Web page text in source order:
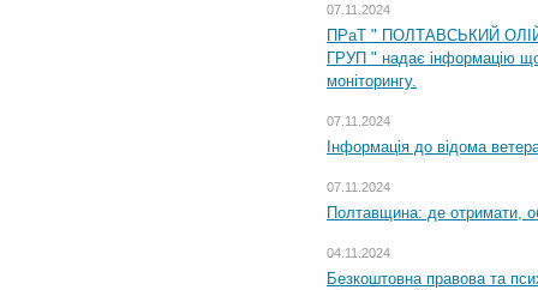
07.11.2024
ПРаТ " ПОЛТАВСЬКИЙ
ГРУП " надає інформацію
моніторингу.
07.11.2024
Інформація до відома
07.11.2024
Полтавщина: де отримати,
04.11.2024
Безкоштовна правова та